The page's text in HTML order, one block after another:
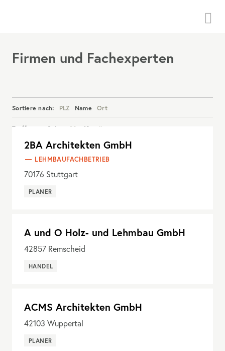
Firmen und Fachexperten
Sortiere nach: PLZ Name Ort
Treffer pro Seite: 20 40 alle
Details anzeigen
2BA Architekten GmbH
LEHMBAUFACHBETRIEB
70176 Stuttgart
PLANER
A und O Holz- und Lehmbau GmbH
42857 Remscheid
HANDEL
ACMS Architekten GmbH
42103 Wuppertal
PLANER